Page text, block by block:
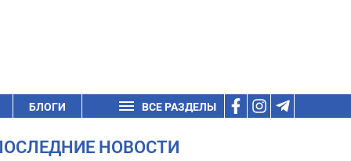
БЛОГИ ВСЕ РАЗДЕЛЫ
НОВОСТИ